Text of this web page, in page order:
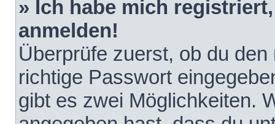
» Ich habe mich
anmelden!
Überprüfe zuerst, ob du
richtige Passwort
gibt es zwei Möglichkeiten.